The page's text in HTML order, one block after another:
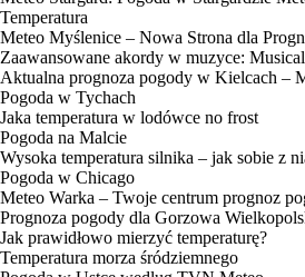
Temperatura
Meteo Myślenice – Nowa Strona dla
Zaawansowane akordy w muzyce:
Aktualna prognoza pogody w Kielcach –
Pogoda w Tychach
Jaka temperatura w lodówce no frost
Pogoda na Malcie
Wysoka temperatura silnika – jak sobie z
Pogoda w Chicago
Meteo Warka – Twoje centrum prognoz
Prognoza pogody dla Gorzowa
Jak prawidłowo mierzyć temperaturę?
Temperatura morza śródziemnego